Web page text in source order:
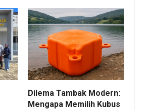
Dilema Tambak Modern:
Mengapa Memilih Kubus